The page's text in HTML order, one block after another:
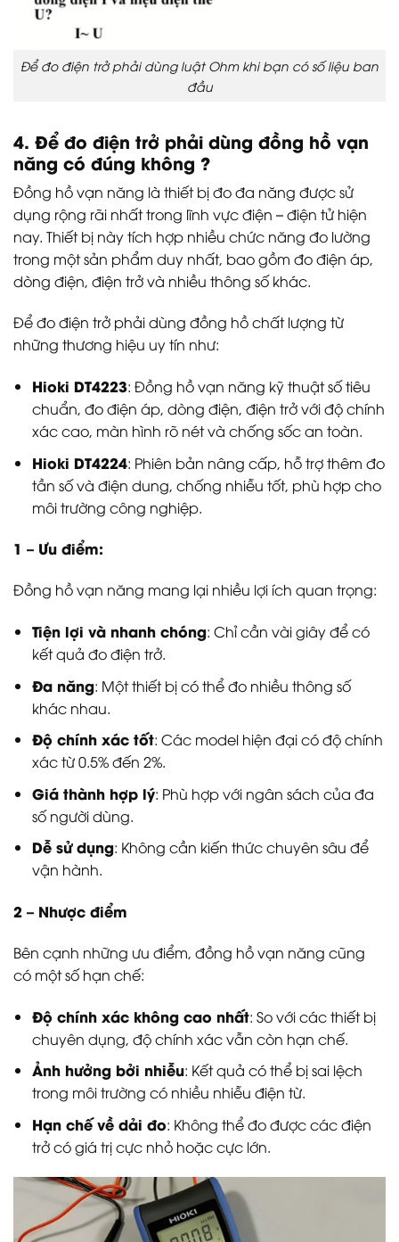
Để đo điện trở phải dùng luật Ohm khi bạn có số liệu ban
đầu
4. Để đo điện trở phải dùng đồng hồ vạn
năng có đúng không ?
Đồng hồ vạn năng là thiết bị đo đa năng được sử
dụng rộng rãi nhất trong lĩnh vực điện – điện tử hiện
nay. Thiết bị này tích hợp nhiều chức năng đo lường
trong một sản phẩm duy nhất, bao gồm đo điện áp,
dòng điện, điện trở và nhiều thông số khác.
Để đo điện trở phải dùng đồng hồ chất lượng từ
những thương hiệu uy tín như:
Hioki DT4223: Đồng hồ vạn năng kỹ thuật số tiêu
chuẩn, đo điện áp, dòng điện, điện trở với độ chính
xác cao, màn hình rõ nét và chống sốc an toàn.
Hioki DT4224: Phiên bản nâng cấp, hỗ trợ thêm đo
tần số và điện dung, chống nhiễu tốt, phù hợp cho
môi trường công nghiệp.
1 – Ưu điểm:
Đồng hồ vạn năng mang lại nhiều lợi ích quan trọng:
Tiện lợi và nhanh chóng: Chỉ cần vài giây để có
kết quả đo điện trở.
Đa năng: Một thiết bị có thể đo nhiều thông số
khác nhau.
Độ chính xác tốt: Các model hiện đại có độ chính
xác từ 0.5% đến 2%.
Giá thành hợp lý: Phù hợp với ngân sách của đa
số người dùng.
Dễ sử dụng: Không cần kiến thức chuyên sâu để
vận hành.
2 – Nhược điểm
Bên cạnh những ưu điểm, đồng hồ vạn năng cũng
có một số hạn chế:
Độ chính xác không cao nhất: So với các thiết bị
chuyên dụng, độ chính xác vẫn còn hạn chế.
Ảnh hưởng bởi nhiễu: Kết quả có thể bị sai lệch
trong môi trường có nhiều nhiễu điện từ.
Hạn chế về dải đo: Không thể đo được các điện
trở có giá trị cực nhỏ hoặc cực lớn.